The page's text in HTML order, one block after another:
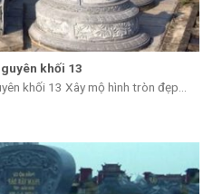
khối 13
khối 13 Xây mộ hình tròn đẹp...